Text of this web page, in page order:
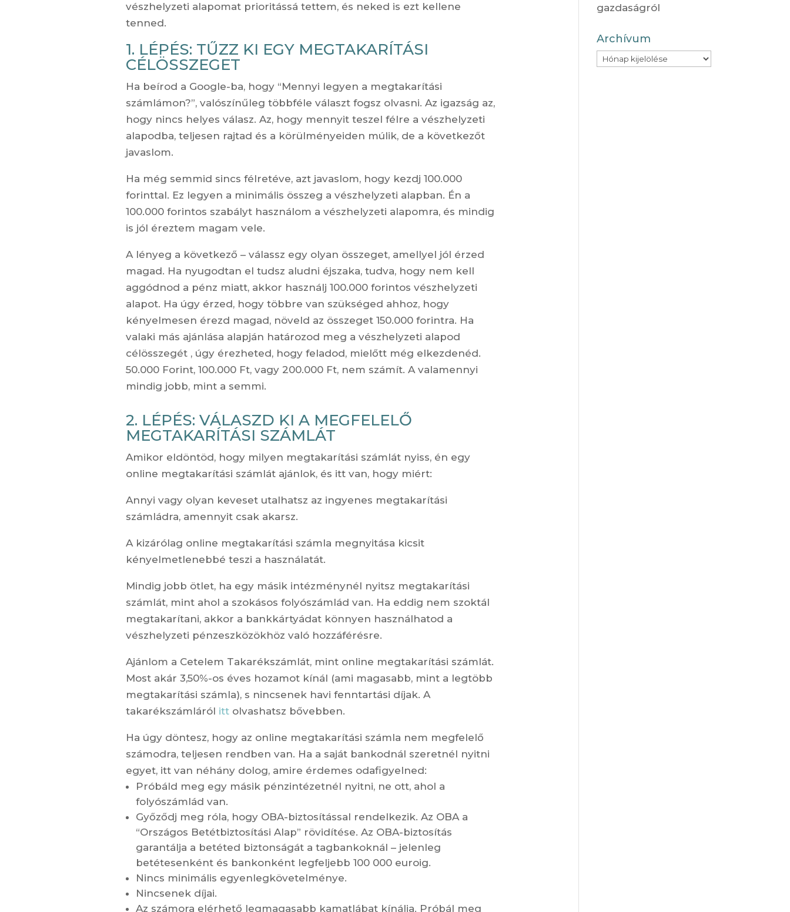
vészhelyzeti alapomat prioritássá tettem, és neked is ezt kellene
tenned.
1. LÉPÉS: TŰZZ KI EGY MEGTAKARÍTÁSI
CÉLÖSSZEGET
Ha beírod a Google-ba, hogy “Mennyi legyen a megtakarítási
számlámon?”, valószínűleg többféle választ fogsz olvasni. Az igazság az,
hogy nincs helyes válasz. Az, hogy mennyit teszel félre a vészhelyzeti
alapodba, teljesen rajtad és a körülményeiden múlik, de a következőt
javaslom.
Ha még semmid sincs félretéve, azt javaslom, hogy kezdj 100.000
forinttal. Ez legyen a minimális összeg a vészhelyzeti alapban. Én a
100.000 forintos szabályt használom a vészhelyzeti alapomra, és mindig
is jól éreztem magam vele.
A lényeg a következő – válassz egy olyan összeget, amellyel jól érzed
magad. Ha nyugodtan el tudsz aludni éjszaka, tudva, hogy nem kell
aggódnod a pénz miatt, akkor használj 100.000 forintos vészhelyzeti
alapot. Ha úgy érzed, hogy többre van szükséged ahhoz, hogy
kényelmesen érezd magad, növeld az összeget 150.000 forintra. Ha
valaki más ajánlása alapján határozod meg a vészhelyzeti alapod
célösszegét , úgy érezheted, hogy feladod, mielőtt még elkezdenéd.
50.000 Forint, 100.000 Ft, vagy 200.000 Ft, nem számít. A valamennyi
mindig jobb, mint a semmi.
2. LÉPÉS: VÁLASZD KI A MEGFELELŐ
MEGTAKARÍTÁSI SZÁMLÁT
Amikor eldöntöd, hogy milyen megtakarítási számlát nyiss, én egy
online megtakarítási számlát ajánlok, és itt van, hogy miért:
Annyi vagy olyan keveset utalhatsz az ingyenes megtakarítási
számládra, amennyit csak akarsz.
A kizárólag online megtakarítási számla megnyitása kicsit
kényelmetlenebbé teszi a használatát.
Mindig jobb ötlet, ha egy másik intézménynél nyitsz megtakarítási
számlát, mint ahol a szokásos folyószámlád van. Ha eddig nem szoktál
megtakarítani, akkor a bankkártyádat könnyen használhatod a
vészhelyzeti pénzeszközökhöz való hozzáférésre.
Ajánlom a Cetelem Takarékszámlát, mint online megtakarítási számlát.
Most akár 3,50%-os éves hozamot kínál (ami magasabb, mint a legtöbb
megtakarítási számla), s nincsenek havi fenntartási díjak. A
takarékszámláról ittolvashatsz bővebben.
Ha úgy döntesz, hogy az online megtakarítási számla nem megfelelő
számodra, teljesen rendben van. Ha a saját bankodnál szeretnél nyitni
egyet, itt van néhány dolog, amire érdemes odafigyelned:
Próbáld meg egy másik pénzintézetnél nyitni, ne ott, ahol a
folyószámlád van.
Győződj meg róla, hogy OBA-biztosítással rendelkezik. Az OBA a
“Országos Betétbiztosítási Alap” rövidítése. Az OBA-biztosítás
garantálja a betéted biztonságát a tagbankoknál – jelenleg
betétesenként és bankonként legfeljebb 100 000 euroig.
Nincs minimális egyenlegkövetelménye.
Nincsenek díjai.
Az számora elérhető legmagasabb kamatlábat kínálja. Próbál meg
gazdaságról
Archívum
Archívum